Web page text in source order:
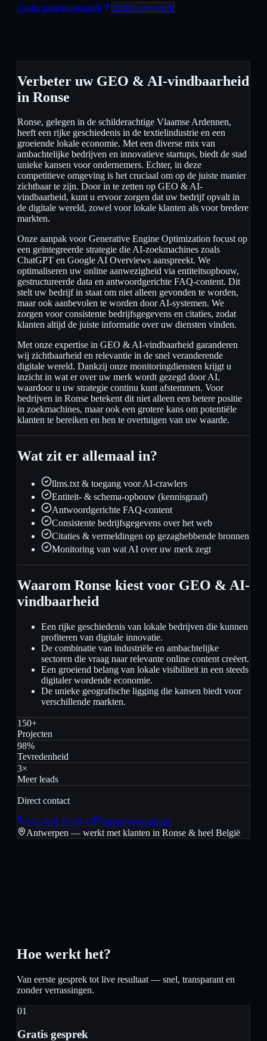
Gratis strategiegesprek Bekijk ons werk
Verbeter uw GEO & AI-vindbaarheid
in Ronse
Ronse, gelegen in de schilderachtige Vlaamse Ardennen,
heeft een rijke geschiedenis in de textielindustrie en een
groeiende lokale economie. Met een diverse mix van
ambachtelijke bedrijven en innovatieve startups, biedt de stad
unieke kansen voor ondernemers. Echter, in deze
competitieve omgeving is het cruciaal om op de juiste manier
zichtbaar te zijn. Door in te zetten op GEO & AI-
vindbaarheid, kunt u ervoor zorgen dat uw bedrijf opvalt in
de digitale wereld, zowel voor lokale klanten als voor bredere
markten.
Onze aanpak voor Generative Engine Optimization focust op
een geïntegreerde strategie die AI-zoekmachines zoals
ChatGPT en Google AI Overviews aanspreekt. We
optimaliseren uw online aanwezigheid via entiteitsopbouw,
gestructureerde data en antwoordgerichte FAQ-content. Dit
stelt uw bedrijf in staat om niet alleen gevonden te worden,
maar ook aanbevolen te worden door AI-systemen. We
zorgen voor consistente bedrijfsgegevens en citaties, zodat
klanten altijd de juiste informatie over uw diensten vinden.
Met onze expertise in GEO & AI-vindbaarheid garanderen
wij zichtbaarheid en relevantie in de snel veranderende
digitale wereld. Dankzij onze monitoringdiensten krijgt u
inzicht in wat er over uw merk wordt gezegd door AI,
waardoor u uw strategie continu kunt afstemmen. Voor
bedrijven in Ronse betekent dit niet alleen een betere positie
in zoekmachines, maar ook een grotere kans om potentiële
klanten te bereiken en hen te overtuigen van uw waarde.
Wat zit er allemaal in?
llms.txt & toegang voor AI-crawlers
Entiteit- & schema-opbouw (kennisgraaf)
Antwoordgerichte FAQ-content
Consistente bedrijfsgegevens over het web
Citaties & vermeldingen op gezaghebbende bronnen
Monitoring van wat AI over uw merk zegt
Waarom Ronse kiest voor GEO & AI-
vindbaarheid
Een rijke geschiedenis van lokale bedrijven die kunnen
profiteren van digitale innovatie.
De combinatie van industriële en ambachtelijke
sectoren die vraag naar relevante online content creëert.
Een groeiend belang van lokale visibiliteit in een steeds
digitaler wordende economie.
De unieke geografische ligging die kansen biedt voor
verschillende markten.
150+
Projecten
98%
Tevredenheid
3×
Meer leads
Direct contact
+32 488 35 60 43
info@wdstudio.be
Antwerpen — werkt met klanten in Ronse & heel België
Hoe werkt het?
Van eerste gesprek tot live resultaat — snel, transparant en
zonder verrassingen.
01
Gratis gesprek